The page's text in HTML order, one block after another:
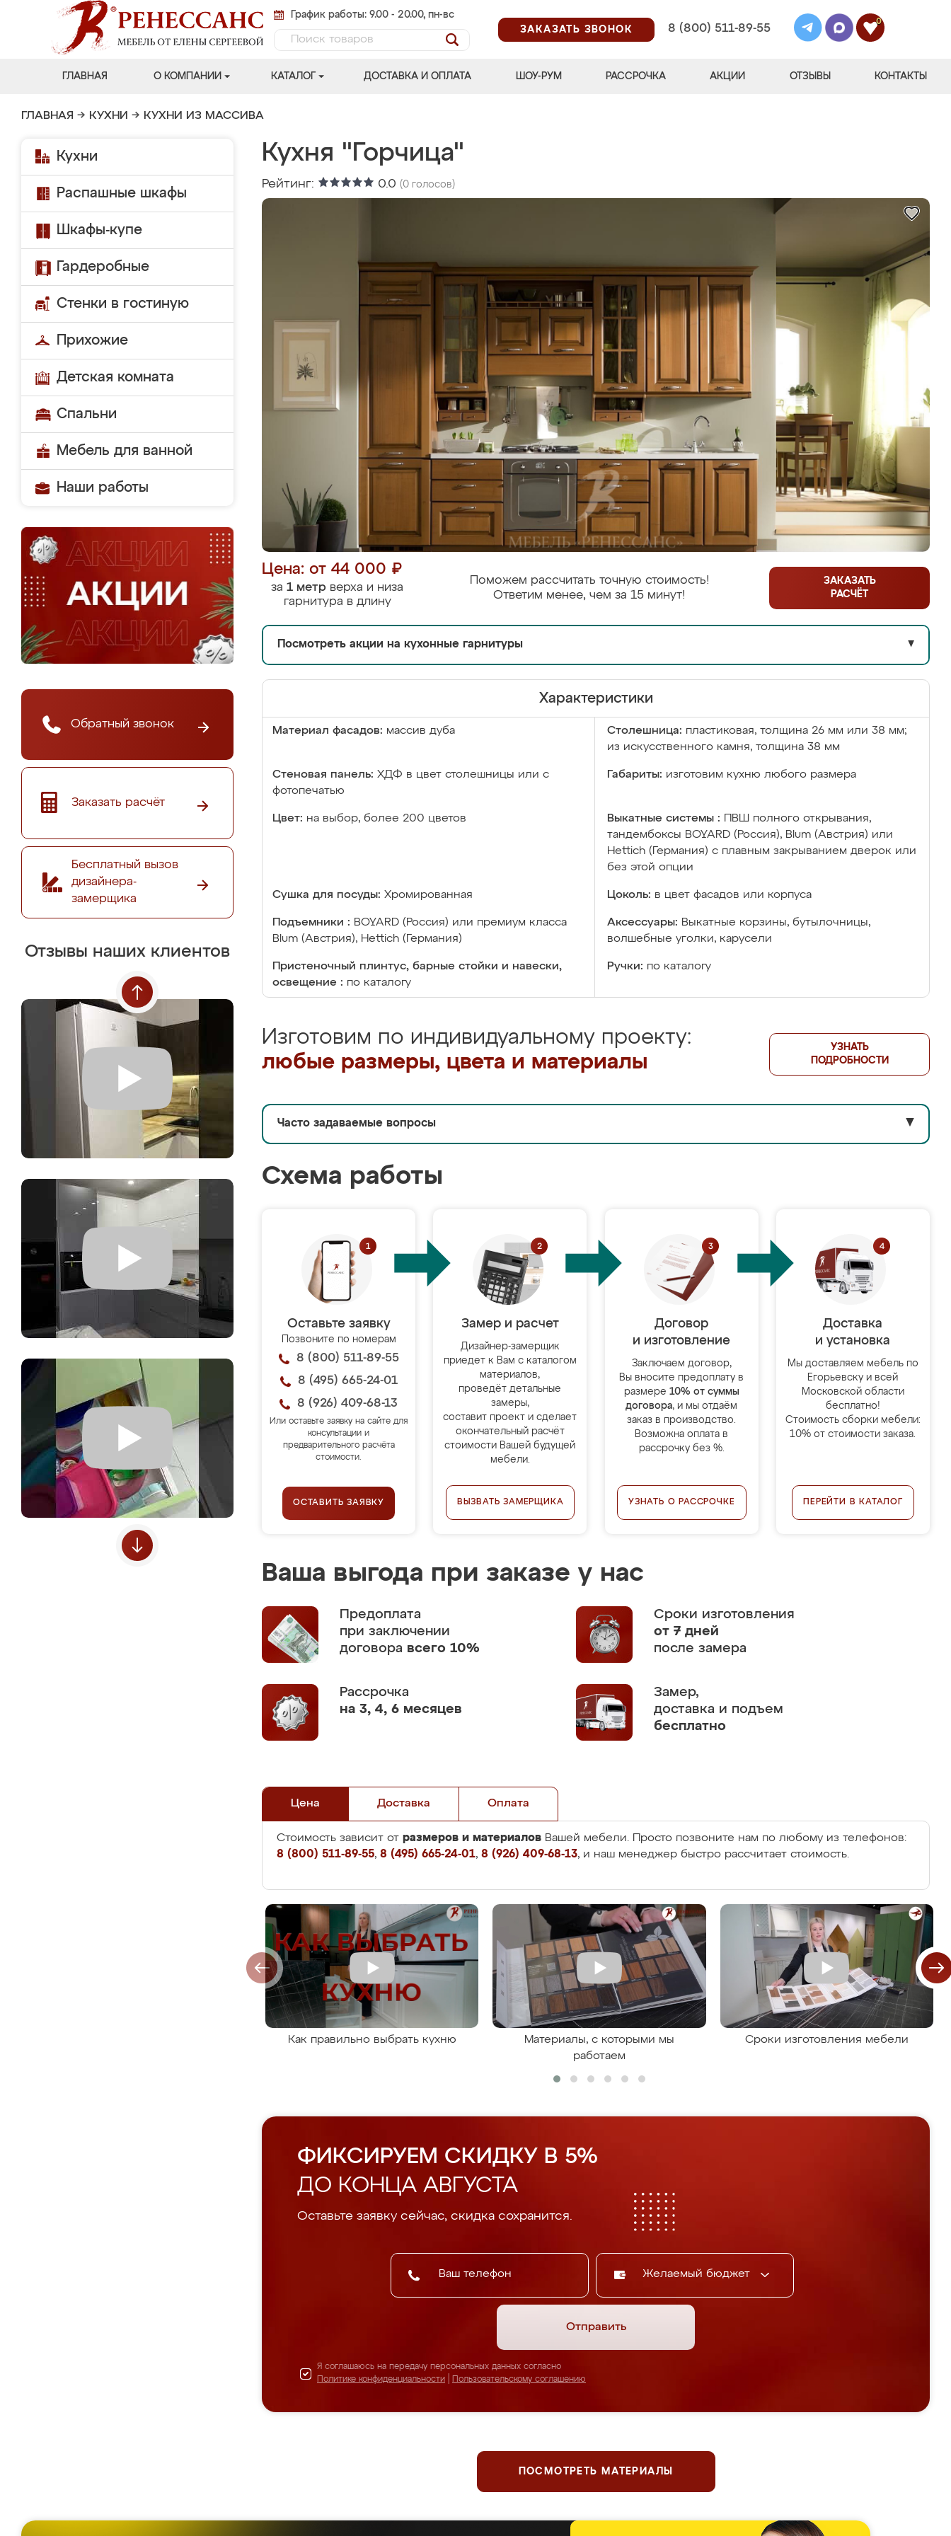
График работы: 9.00 - 20.00, пн-вс
ЗАКАЗАТЬ ЗВОНОК
8 (800) 511-89-55
0
ГЛАВНАЯ О КОМПАНИИ КАТАЛОГ ДОСТАВКА И ОПЛАТА ШОУ-РУМ РАССРОЧКА АКЦИИ ОТЗЫВЫ КОНТАКТЫ
ГЛАВНАЯ → КУХНИ → КУХНИ ИЗ МАССИВА
Кухни
Распашные шкафы
Шкафы-купе
Гардеробные
Стенки в гостиную
Прихожие
Детская комната
Спальни
Мебель для ванной
Наши работы
Обратный звонок
Заказать расчёт
Бесплатный вызов
дизайнера-
замерщика
Отзывы наших клиентов
Кухня "Горчица"
Рейтинг: 0.0 (0 голосов)
Цена: от 44 000 ₽
за 1 метр верха и низа
гарнитура в длину
Поможем рассчитать точную стоимость!
Ответим менее, чем за 15 минут!
ЗАКАЗАТЬ
РАСЧЁТ
Посмотреть акции на кухонные гарнитуры ▼
Характеристики
Материал фасадов: массив дуба Столешница: пластиковая, толщина 26 мм или 38 мм;
из искусственного камня, толщина 38 мм
Стеновая панель: ХДФ в цвет столешницы или с
фотопечатью
Габариты: изготовим кухню любого размера
Цвет: на выбор, более 200 цветов Выкатные системы :
ПВШ полного открывания,
тандембоксы BOYARD (Россия), Blum (Австрия) или
Hettich (Германия) с плавным закрыванием дверок или
без этой опции
Сушка для посуды: Хромированная Цоколь: в цвет фасадов или корпуса
Подъемники : BOYARD (Россия) или премиум класса
Blum (Австрия), Hettich (Германия)
Аксессуары: Выкатные корзины, бутылочницы,
волшебные уголки, карусели
Пристеночный плинтус, барные стойки и навески,
освещение : по каталогу
Ручки: по каталогу
Изготовим по индивидуальному проекту:
любые размеры, цвета и материалы
УЗНАТЬ
ПОДРОБНОСТИ
Часто задаваемые вопросы ▼
Схема работы
Оставьте заявку
Позвоните по номерам
8 (800) 511-89-55
8 (495) 665-24-01
8 (926) 409-68-13
Или оставьте заявку на сайте для
консультации и
предварительного расчёта
стоимости.
ОСТАВИТЬ ЗАЯВКУ
Замер и расчет
Дизайнер-замерщик
приедет к Вам с каталогом
материалов,
проведёт детальные
замеры,
составит проект и сделает
окончательный расчёт
стоимости Вашей будущей
мебели.
ВЫЗВАТЬ ЗАМЕРЩИКА
Договор
и изготовление
Заключаем договор,
Вы вносите предоплату в
размере 10% от суммы
договора, и мы отдаём
заказ в производство.
Возможна оплата в
рассрочку без %.
УЗНАТЬ О РАССРОЧКЕ
Доставка
и установка
Мы доставляем мебель по
Егорьевску и всей
Московской области
бесплатно!
Стоимость сборки мебели:
10% от стоимости заказа.
ПЕРЕЙТИ В КАТАЛОГ
Ваша выгода при заказе у нас
Предоплата
при заключении
договора всего 10%
Сроки изготовления
от 7 дней
после замера
Рассрочка
на 3, 4, 6 месяцев
Замер,
доставка и подъем
бесплатно
Цена Доставка Оплата
Стоимость зависит от размеров и материалов Вашей мебели. Просто позвоните нам по любому из телефонов:
8 (800) 511-89-55, 8 (495) 665-24-01, 8 (926) 409-68-13, и наш менеджер быстро рассчитает стоимость.
Как правильно выбрать кухню
Материалы, с которыми мы
работаем
Сроки изготовления мебели
ФИКСИРУЕМ СКИДКУ В 5%
ДО КОНЦА АВГУСТА
Оставьте заявку сейчас, скидка сохранится.
Желаемый бюджет
Отправить
Я соглашаюсь на передачу персональных данных согласно
Политике конфиденциальности
Пользовательскому соглашению
ПОСМОТРЕТЬ МАТЕРИАЛЫ